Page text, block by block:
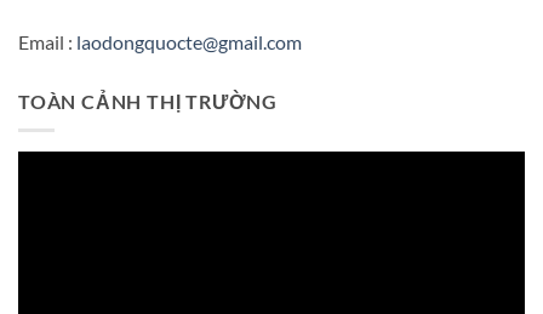
Email : laodongquocte@gmail.com
TOÀN CẢNH THỊ TRƯỜNG